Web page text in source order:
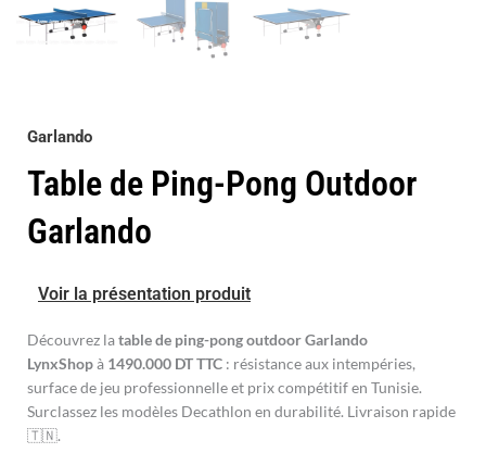
Garlando
Table de Ping-Pong Outdoor
Garlando
Voir la présentation produit
Découvrez latable de ping-pong outdoor Garlando
LynxShopà 1490.000 DT TTC : résistance aux intempéries,
surface de jeu professionnelle et prix compétitif en Tunisie.
Surclassez les modèles Decathlon en durabilité. Livraison rapide
🇹🇳.